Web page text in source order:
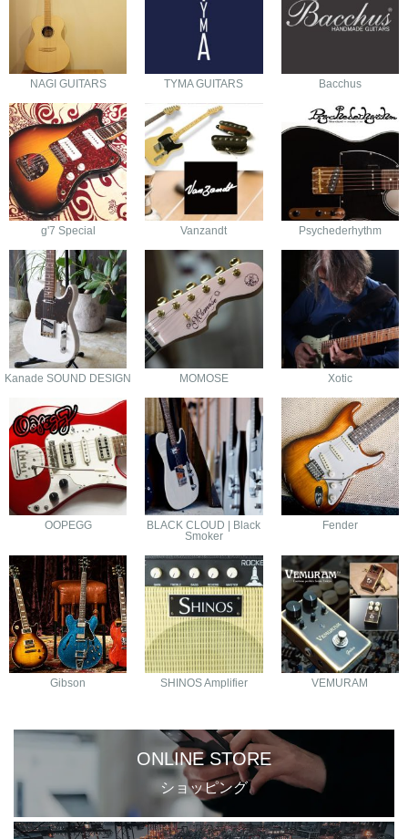
NAGI GUITARS TYMA GUITARS Bacchus
g'7 Special Vanzandt Psychederhythm
Kanade SOUND DESIGN MOMOSE Xotic
OOPEGG
BLACK CLOUD | Black
Smoker
Fender
Gibson SHINOS Amplifier VEMURAM
ONLINE STORE
ショッピング